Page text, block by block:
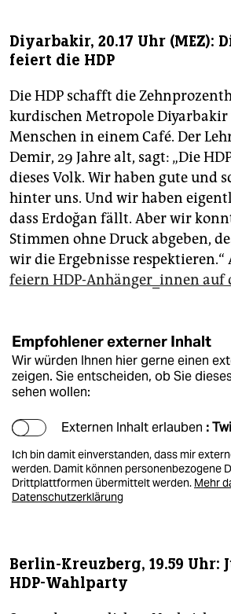
Diyarbakir, 20.17 Uhr (MEZ):
feiert die HDP
Die HDP schafft die
kurdischen Metropole
Menschen in einem Café. Der
Demir, 29 Jahre alt, sagt: „Die
dieses Volk. Wir haben gute und
hinter uns. Und wir haben
dass Erdoğan fällt. Aber wir
Stimmen ohne Druck abgeben,
wir die Ergebnisse
feiern HDP-Anhänger_innen auf
Empfohlener externer Inhalt
Wir würden Ihnen hier gerne einen
zeigen. Sie entscheiden, ob Sie
sehen wollen:
Externen Inhalt erlauben :
Ich bin damit einverstanden, dass mir
werden. Damit können personenbezogene
Drittplattformen übermittelt werden. Mehr
Datenschutzerklärung
Berlin-Kreuzberg, 19.59 Uhr:
HDP-Wahlparty